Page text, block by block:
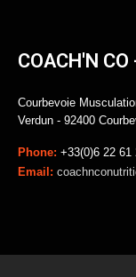
COACH'N
Courbevoie
Verdun - 92400
Phone: +33(0)6 22 61
Email: